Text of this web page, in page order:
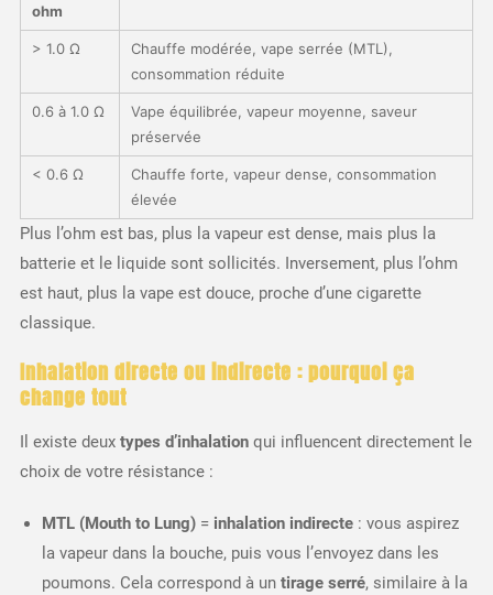
ohm
> 1.0 Ω
Chauffe modérée, vape serrée (MTL),
consommation réduite
0.6 à 1.0 Ω
Vape équilibrée, vapeur moyenne, saveur
préservée
< 0.6 Ω
Chauffe forte, vapeur dense, consommation
élevée
Plus l’ohm est bas, plus la vapeur est dense, mais plus la
batterie et le liquide sont sollicités. Inversement, plus l’ohm
est haut, plus la vape est douce, proche d’une cigarette
classique.
Inhalation directe ou indirecte : pourquoi ça
change tout
Il existe deux types d’inhalationqui influencent directement le
choix de votre résistance :
MTL (Mouth to Lung)= inhalation indirecte: vous aspirez
la vapeur dans la bouche, puis vous l’envoyez dans les
poumons. Cela correspond à un tirage serré, similaire à la